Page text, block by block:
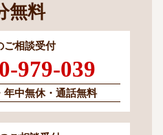
無料
ご相談受付
979-039
年中無休・通話無料